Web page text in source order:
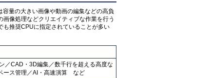
量の大きい画像や動画の編集などの高負
像処理などクリエイティブな作業を行う
も推奨CPUに指定されていることが多い
／CAD・3D編集／数千行を超える高度な
ース管理／AI・高速演算 など